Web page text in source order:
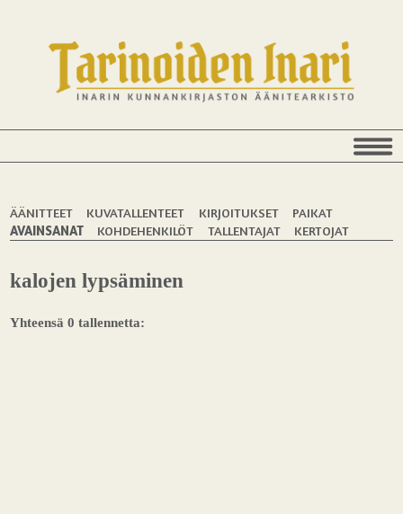
ÄÄNITTEET KUVATALLENTEET KIRJOITUKSET
PAIKAT
AVAINSANAT
KOHDEHENKILÖT TALLENTAJAT KERTOJAT
kalojen lypsäminen
Yhteensä 0 tallennetta: